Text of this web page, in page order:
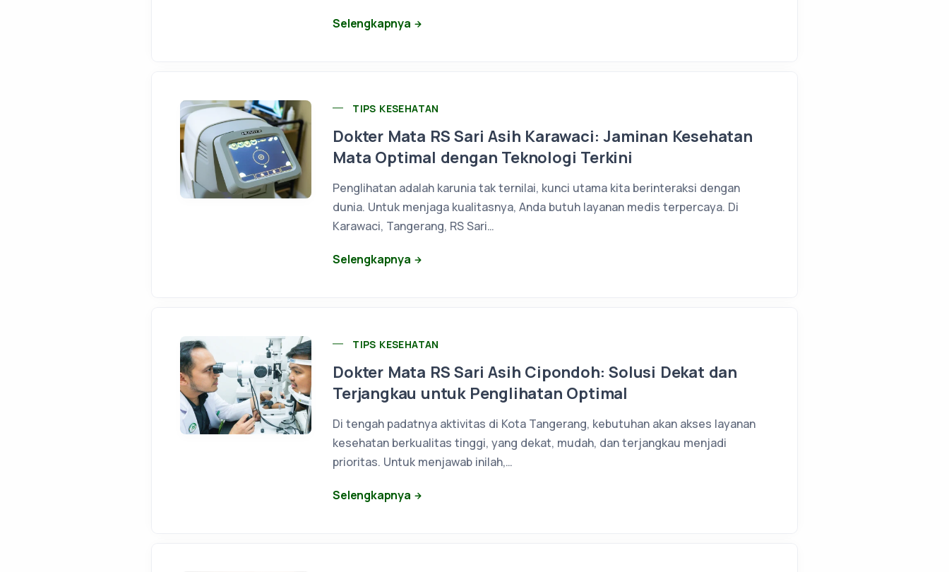
Selengkapnya
TIPS KESEHATAN
Dokter Mata RS Sari Asih Karawaci: Jaminan Kesehatan
Mata Optimal dengan Teknologi Terkini
Penglihatan adalah karunia tak ternilai, kunci utama kita berinteraksi dengan
dunia. Untuk menjaga kualitasnya, Anda butuh layanan medis terpercaya. Di
Karawaci, Tangerang, RS Sari…
Selengkapnya
TIPS KESEHATAN
Dokter Mata RS Sari Asih Cipondoh: Solusi Dekat dan
Terjangkau untuk Penglihatan Optimal
Di tengah padatnya aktivitas di Kota Tangerang, kebutuhan akan akses layanan
kesehatan berkualitas tinggi, yang dekat, mudah, dan terjangkau menjadi
prioritas. Untuk menjawab inilah,…
Selengkapnya